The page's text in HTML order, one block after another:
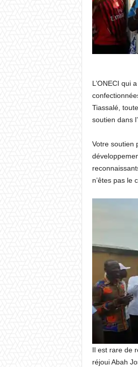
L’ONECI qui
Tiassalé,
soutien dans
Votre soutien
n’êtes pas le
Il est rare de
réjoui Abah